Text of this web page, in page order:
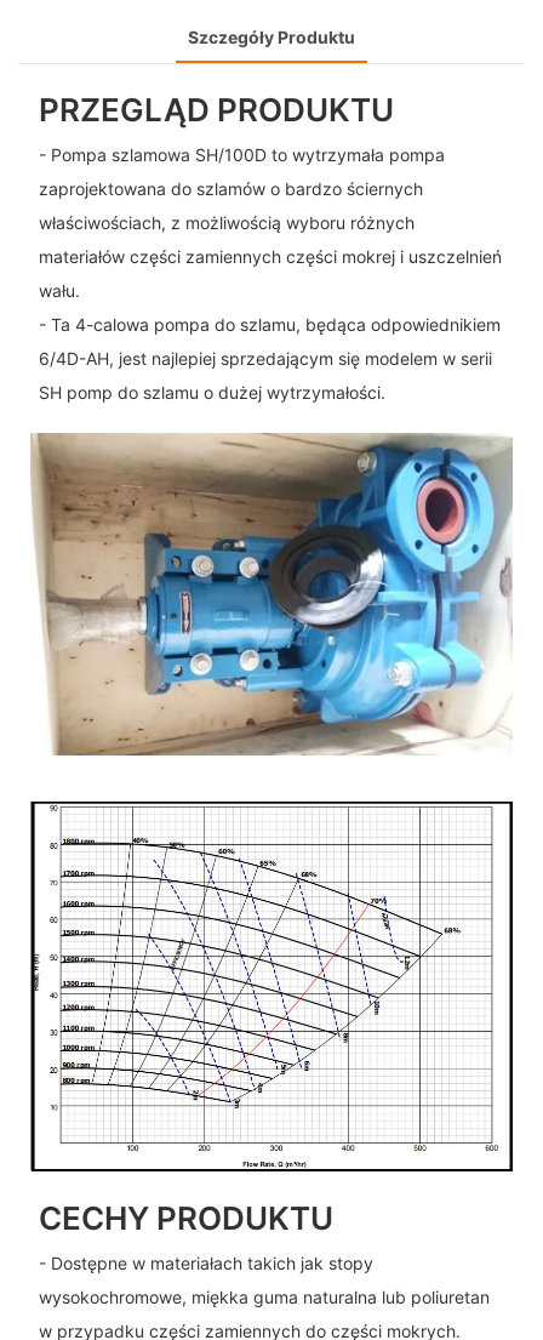
Szczegóły Produktu
PRZEGLĄD PRODUKTU
- Pompa szlamowa SH/100D to wytrzymała pompa
zaprojektowana do szlamów o bardzo ściernych
właściwościach, z możliwością wyboru różnych
materiałów części zamiennych części mokrej i uszczelnień
wału.
- Ta 4-calowa pompa do szlamu, będąca odpowiednikiem
6/4D-AH, jest najlepiej sprzedającym się modelem w serii
SH pomp do szlamu o dużej wytrzymałości.
CECHY PRODUKTU
- Dostępne w materiałach takich jak stopy
wysokochromowe, miękka guma naturalna lub poliuretan
w przypadku części zamiennych do części mokrych.